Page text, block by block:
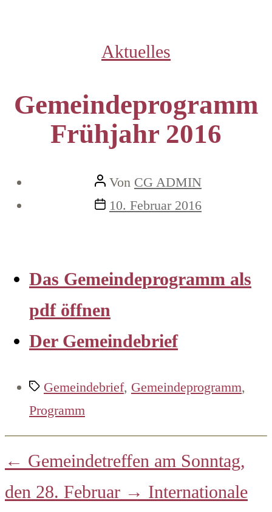
Kategorien
Aktuelles
Gemeindeprogramm
Frühjahr 2016
Beitragsautor
Von CG ADMIN
Veröffentlichungsdatum
10. Februar 2016
Das Gemeindeprogramm als
pdf öffnen
Der Gemeindebrief
Schlagwörter
Gemeindebrief, Gemeindeprogramm,
Programm
← Gemeindetreffen am Sonntag,
den 28. Februar → Internationale